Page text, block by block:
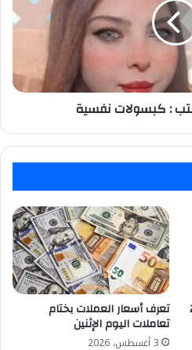
: كبسولات نفسية
تعرف أسعار العملات بختام
تعاملات اليوم الإثنين
3 أغسطس، 2026